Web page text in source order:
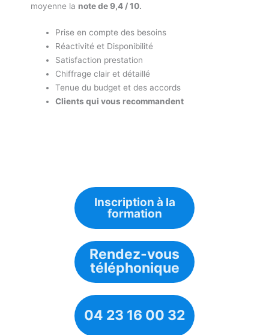
moyenne la note de 9,4 / 10.
Prise en compte des besoins
Réactivité et Disponibilité
Satisfaction prestation
Chiffrage clair et détaillé
Tenue du budget et des accords
Clients qui vous recommandent
Inscription à la
formation
Rendez-vous
téléphonique
04 23 16 00 32